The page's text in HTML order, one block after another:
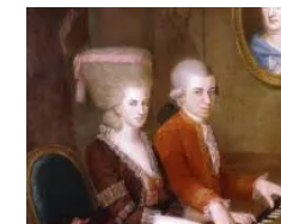
Afbeelding